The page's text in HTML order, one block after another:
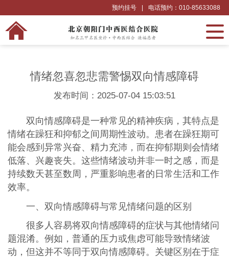
电话预约：010-85633088
预约挂号
情绪忽喜忽悲需警惕双向情感障碍
发布时间：2025-07-04 15:03:51
双向情感障碍是一种常见的精神疾病，其特点是
情绪在躁狂和抑郁之间周期性波动。患者在躁狂期可
能会感到异常兴奋、精力充沛，而在抑郁期则会情绪
低落、兴趣丧失。这些情绪波动并非一时之感，而是
持续数天甚至数周，严重影响患者的日常生活和工作
效率。
一、双向情感障碍与常见情绪问题的区别
很多人容易将双向情感障碍的症状与其他情绪问
题混淆。例如，普通的压力或焦虑可能导致情绪波
动，但这并不等同于双向情感障碍。关键区别在于症